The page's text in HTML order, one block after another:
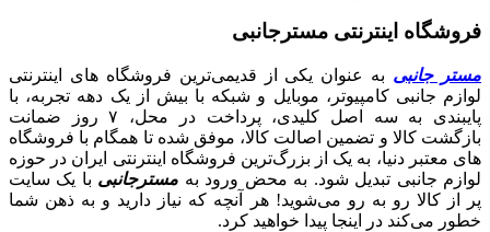
فروشگاه اینترنتی مسترجانبی
مستر جانبی به عنوان یکی از قدیمی‌ترین فروشگاه های اینترنتی
لوازم جانبی کامپیوتر، موبایل و شبکه با بیش از یک دهه تجربه، با
پایبندی به سه اصل کلیدی، پرداخت در محل، ۷ روز ضمانت
بازگشت کالا و تضمین اصالت کالا، موفق شده تا همگام با فروشگاه‌
های معتبر دنیا، به یک از بزرگ‌ترین فروشگاه اینترنتی ایران در حوزه
لوازم جانبی تبدیل شود. به محض ورود به مسترجانبی با یک سایت
پر از کالا رو به رو می‌شوید! هر آنچه که نیاز دارید و به ذهن شما
خطور می‌کند در اینجا پیدا خواهید کرد.